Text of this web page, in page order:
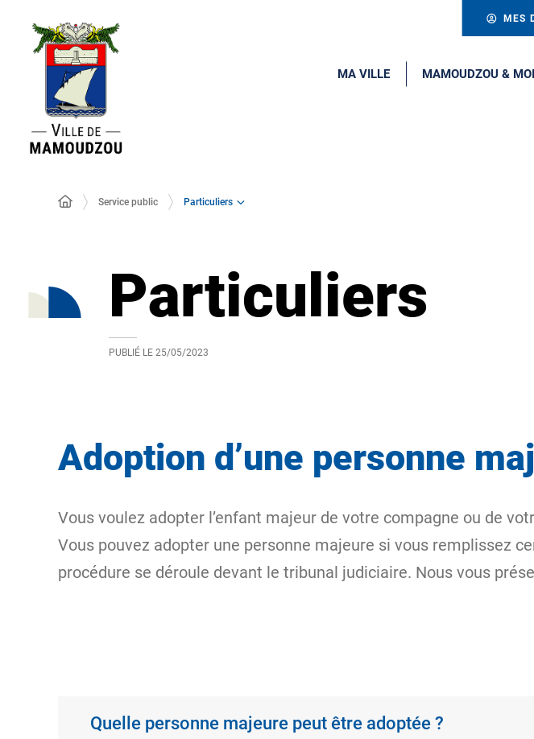
MES
MA VILLE MAMOUDZOU & MOI
Service public Particuliers
Particuliers
PUBLIÉ LE 25/05/2023
Adoption d’une personne
Vous voulez adopter l’enfant majeur de votre compagne ou de
Vous pouvez adopter une personne majeure si vous remplissez
procédure se déroule devant le tribunal judiciaire. Nous vous
Quelle personne majeure peut être adoptée ?